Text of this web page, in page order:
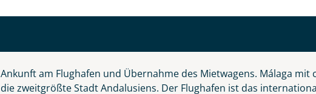
Ankunft am Flughafen und Übernahme des Mietwagens. Málaga mit
die zweitgrößte Stadt Andalusiens. Der Flughafen ist das